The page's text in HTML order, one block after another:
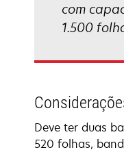
com
1.500
Deve ter duas
520 folhas,